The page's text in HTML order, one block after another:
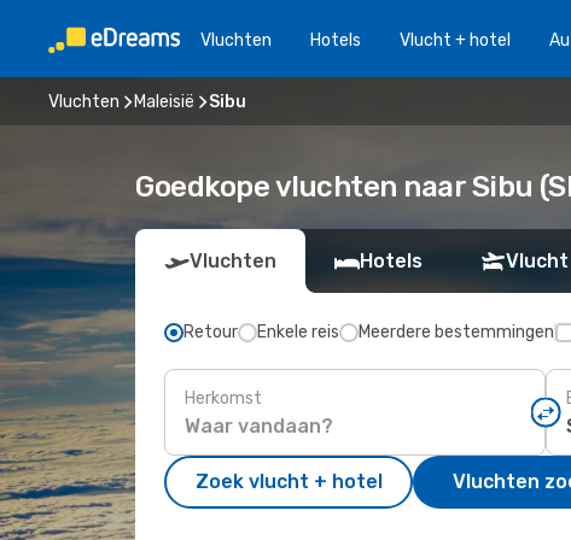
Vluchten Hotels Vlucht + hotel
Vluchten Maleisië Sibu
Goedkope vluchten naar Sibu
Vluchten Hotels
Retour Enkele reis Meerdere bestemmingen
Herkomst
Zoek vlucht + hotel Vluchten